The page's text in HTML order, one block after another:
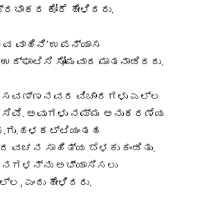
ಕೋರೆ ಹೇಳಿದರು.
ವಾಹಿನಿ’ ಉಪನ್ಯಾಸ
ಸೋಮವಾರ ಮಾತನಾಡಿದರು.
ಬಸವಣ್ಣನವರ ವಿಚಾರಗಳು ಎಲ್ಲ
ಅವುಗಳು ನಮ್ಮ ಅನುಕರಣೆಯ
ವಚನ ಸಾಹಿತ್ಯ ಬೆಳಕು ಕಂಡಿತು.
ಅಭ್ಯಾಸಿಸಲು
ಎಂದು ಹೇಳಿದರು.